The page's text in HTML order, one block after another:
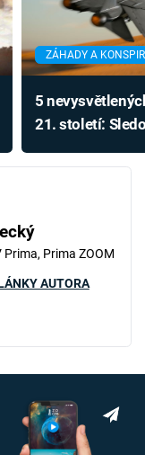
ZÁHADY A
5
21. století:
Prima, Prima ZOOM
AUTORA